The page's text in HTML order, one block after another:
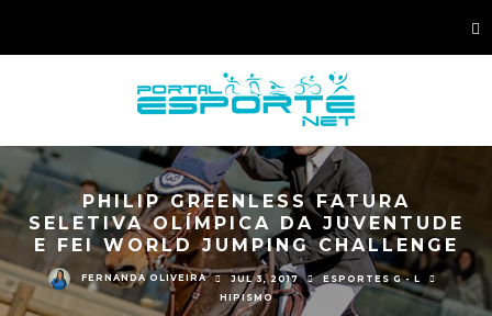
PHILIP GREENLESS FATURA
SELETIVA OLÍMPICA DA JUVENTUDE
E FEI WORLD JUMPING CHALLENGE
FERNANDA OLIVEIRA JUL 3, 2017
ESPORTES G - L
HIPISMO